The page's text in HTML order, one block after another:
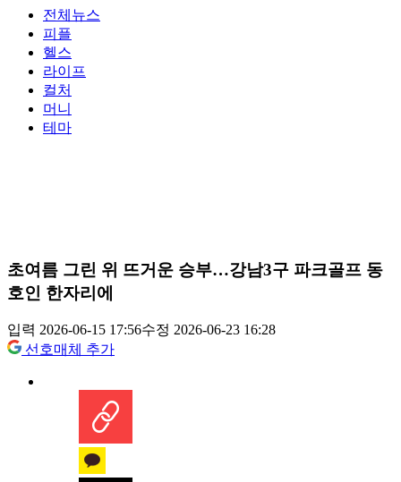
전체뉴스
피플
헬스
라이프
컬처
머니
테마
초여름 그린 위 뜨거운 승부…강남3구 파크골프 동
호인 한자리에
입력 2026-06-15 17:56수정 2026-06-23 16:28
선호매체 추가